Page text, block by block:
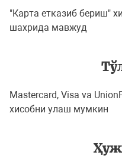
"Карта етказиб бериш"
шахрида мавжуд
Mastercard, Visa va
хисобни улаш мумкин